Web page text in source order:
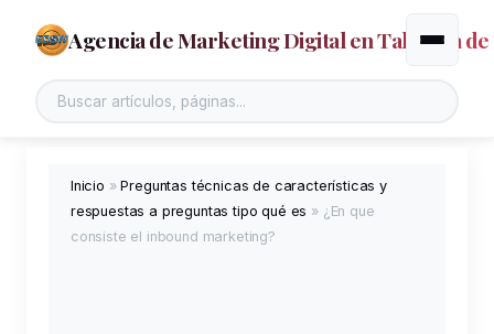
Agencia de Marketing Digital en Talavera de
Buscar en el sitio
Alternar
Inicio »Preguntas técnicas de características y
respuestas a preguntas tipo qué es » ¿En que
consiste el inbound marketing?